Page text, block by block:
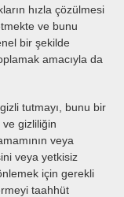
hızla çözülmesi
ve bunu
bir şekilde
amacıyla da
tutmayı, bunu bir
gizliliğin
veya
veya yetkisiz
için gerekli
taahhüt